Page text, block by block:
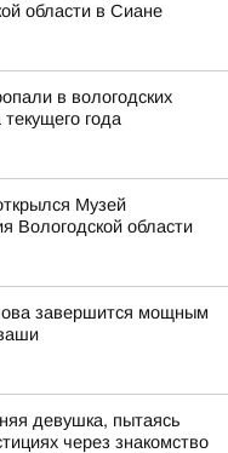
области в Сиане
в вологодских
года
Музей
Вологодской области
завершится мощным
девушка, пытаясь
через знакомство